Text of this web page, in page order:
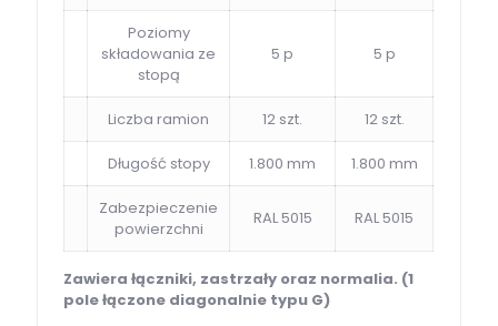
Poziomy
składowania ze
stopą
5 p 5 p
Liczba ramion 12 szt. 12 szt.
Długość stopy 1.800 mm 1.800 mm
Zabezpieczenie
powierzchni
RAL 5015 RAL 5015
Zawiera łączniki, zastrzały oraz normalia. (1
pole łączone diagonalnie typu G)